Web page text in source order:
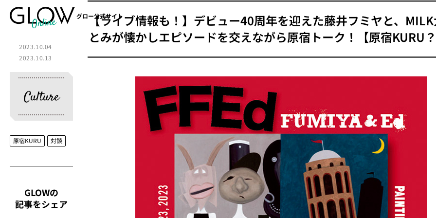
グロー公式サイト
2023.10.04
2023.10.13
Culture
原宿KURU 対談
GLOWの
記事をシェア
【ライブ情報も！】デビュー40周年を迎えた藤井フミヤと、
とみが懐かしエピソードを交えながら原宿トーク！【原宿KURU